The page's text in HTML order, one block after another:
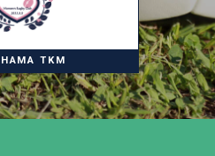
TKM